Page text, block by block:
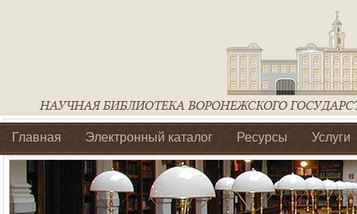
Главная Электронный каталог Ресурсы Услуги
Библиотеки регионального отделения Ассоциации